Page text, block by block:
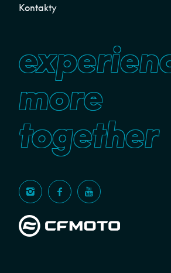
Kontakty
more
together